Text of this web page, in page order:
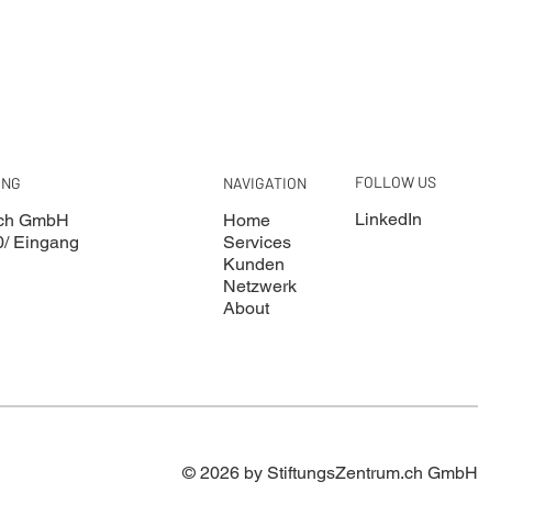
GmbH
Eingang
NAVIGATION
Home
Services
Kunden
Netzwerk
About
FOLLOW US
LinkedIn
© 2026 by StiftungsZentrum.ch GmbH